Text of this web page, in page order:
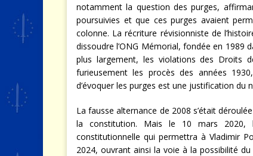
notamment la question des purges,
poursuivies et que ces purges avaient
colonne. La récriture révisionniste de
dissoudre l’ONG Mémorial, fondée en 1989
plus largement, les violations des Droits
furieusement les procès des années
d’évoquer les purges est une justification du
La fausse alternance de 2008 s’était
la constitution. Mais le 10 mars
constitutionnelle qui permettra à Vladimir
2024, ouvrant ainsi la voie à la possibilité